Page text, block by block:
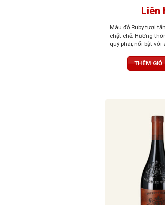
Liên
Màu đỏ Ruby tươi
chặt chẽ. Hương
quý phái, nổi bật với
tannin mượt mà,
cùng dư vị ngọt
THÊM GIỎ